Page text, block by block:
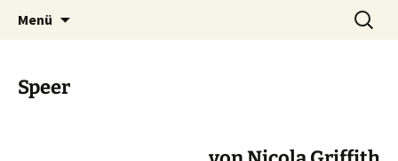
Carcosa
Phantastische Weltliteratur
Menü
Suchen
nach:
Speer